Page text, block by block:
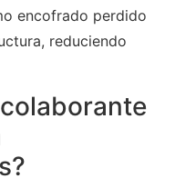
encofrado perdido
reduciendo